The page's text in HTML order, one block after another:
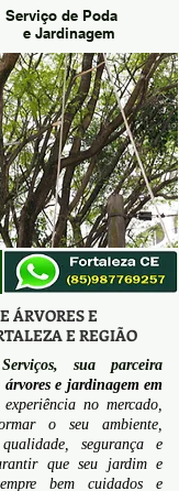
Serviço de Poda
e Jardinagem
ÁRVORES E
E REGIÃO
sua parceira
árvores e jardinagem em
no mercado,
o seu ambiente,
segurança e
que seu jardim e
bem cuidados e